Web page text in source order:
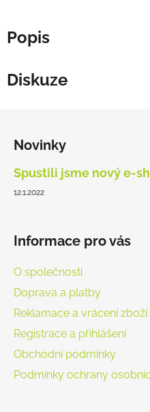
Popis
Diskuze
Novinky
Spustili jsme nový e-
12.1.2022
Informace pro vás
O společnosti
Doprava a platby
Reklamace a vrácení zboží
Registrace a přihlášení
Obchodní podmínky
Podmínky ochrany